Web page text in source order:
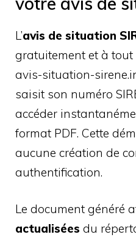
L’avis de situation
gratuitement et à
avis-situation-
saisit son numéro
accéder
format PDF. Cette
aucune création de
authentification.
Le document généré
actualisées du